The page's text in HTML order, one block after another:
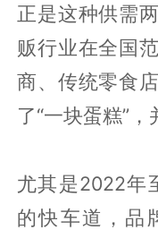
正是这种供需
贩行业在全国
商、传统零食
了“一块蛋糕”，
尤其是2022年
的快车道，品